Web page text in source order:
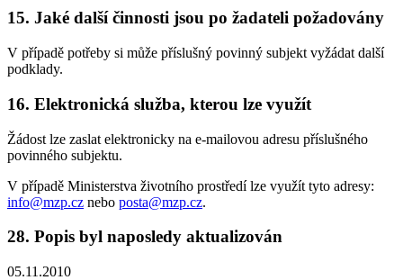
15. Jaké další činnosti jsou po žadateli požadovány
V případě potřeby si může příslušný povinný subjekt vyžádat další
podklady.
16. Elektronická služba, kterou lze využít
Žádost lze zaslat elektronicky na e-mailovou adresu příslušného
povinného subjektu.
V případě Ministerstva životního prostředí lze využít tyto adresy:
info@mzp.cz nebo posta@mzp.cz.
28. Popis byl naposledy aktualizován
05.11.2010